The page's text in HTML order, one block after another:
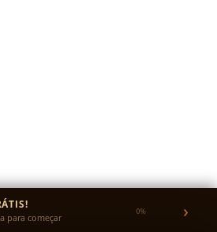
POR:
para começar 0% ›